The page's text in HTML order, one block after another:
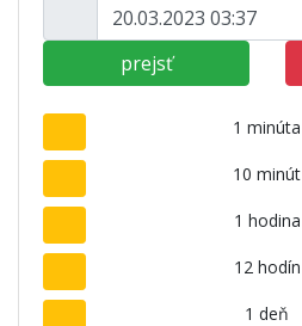
prejsť
1 minúta
10 minút
1 hodina
12 hodín
1 deň